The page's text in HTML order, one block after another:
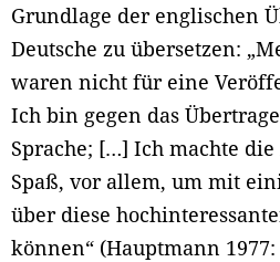
Grundlage der englischen
Deutsche zu übersetzen:
waren nicht für eine
Ich bin gegen das
Sprache; […] Ich machte
Spaß, vor allem, um mit
über diese
können“ (Hauptmann